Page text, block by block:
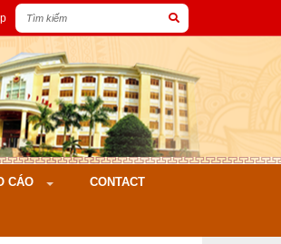
CÁO CONTACT